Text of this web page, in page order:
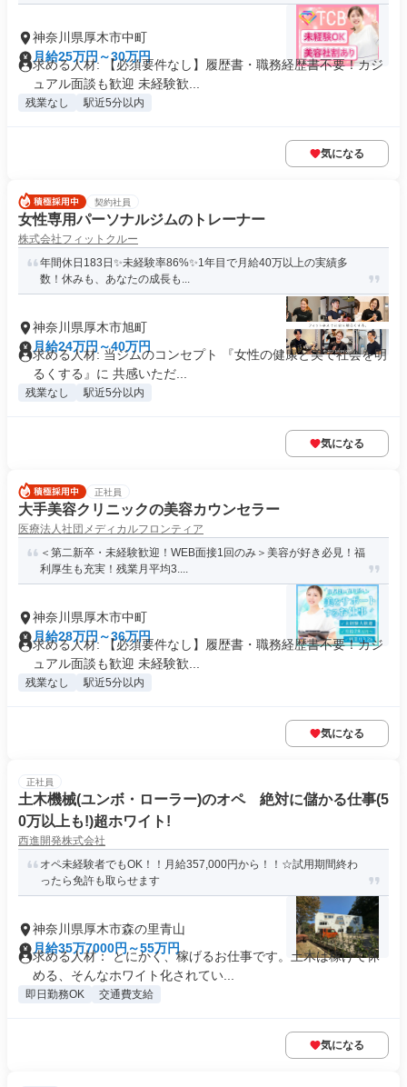
神奈川県厚木市中町
月給25万円～30万円
求める人材: 【必須要件なし】履歴書・職務経歴書不要！カジ
ュアル面談も歓迎 未経験歓...
残業なし 駅近5分以内
気になる
契約社員
女性専用パーソナルジムのトレーナー
株式会社フィットクルー
年間休日183日✨未経験率86%✨1年目で月給40万以上の実績多
数！休みも、あなたの成長も...
神奈川県厚木市旭町
月給24万円～40万円
求める人材: 当ジムのコンセプト 『女性の健康と美で社会を明
るくする』に 共感いただ...
残業なし 駅近5分以内
気になる
正社員
大手美容クリニックの美容カウンセラー
医療法人社団メディカルフロンティア
＜第二新卒・未経験歓迎！WEB面接1回のみ＞美容が好き必見！福
利厚生も充実！残業月平均3....
神奈川県厚木市中町
月給28万円～36万円
求める人材: 【必須要件なし】履歴書・職務経歴書不要！カジ
ュアル面談も歓迎 未経験歓...
残業なし 駅近5分以内
気になる
正社員
土木機械(ユンボ・ローラー)のオペ 絶対に儲かる仕事(5
0万以上も!)超ホワイト!
西進開発株式会社
オペ未経験者でもOK！！月給357,000円から！！☆試用期間終わ
ったら免許も取らせます
神奈川県厚木市森の里青山
月給35万7000円～55万円
求める人材： とにかく、稼げるお仕事です。土木は稼げて休
める、そんなホワイト化されてい...
即日勤務OK 交通費支給
気になる